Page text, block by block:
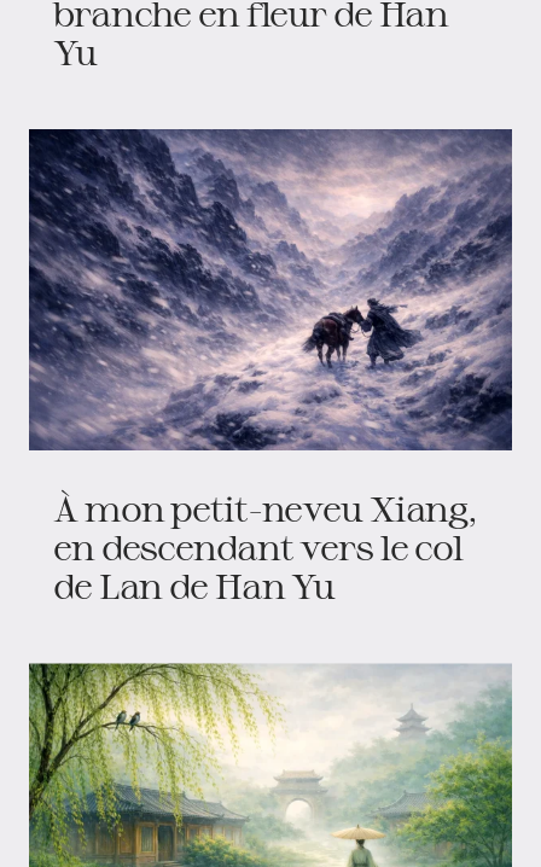
branche en fleur de Han
Yu
À mon petit-neveu Xiang,
en descendant vers le col
de Lan de Han Yu